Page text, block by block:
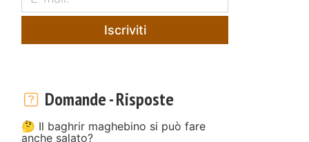
Iscriviti
Domande - Risposte
🤔 Il baghrir maghebino si può fare
anche salato?